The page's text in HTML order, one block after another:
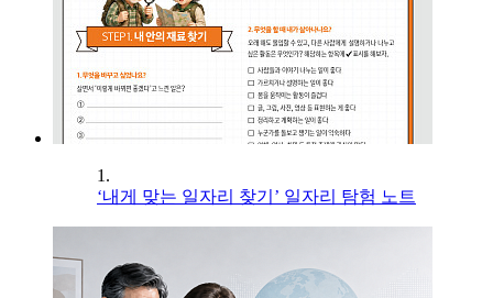
1.
‘내게 맞는 일자리 찾기’ 일자리 탐험 노트